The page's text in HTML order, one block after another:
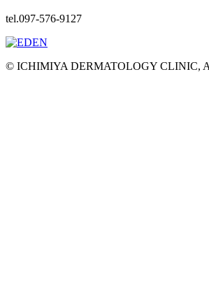
tel.097-576-9127
© ICHIMIYA DERMATOLOGY CLINIC,